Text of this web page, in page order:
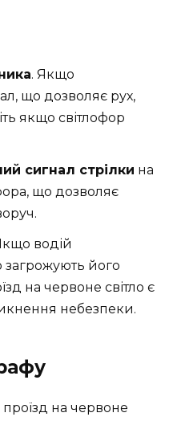
. Якщо
що дозволяє рух,
якщо світлофор
сигнал стрілки на
що дозволяє
водій
загрожують його
на червоне світло є
небезпеки.
на червоне